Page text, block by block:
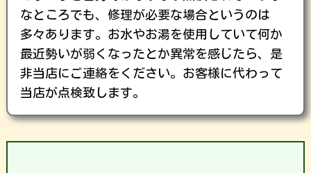
なところでも、修理が必要な場合というのは
多々あります。お水やお湯を使用していて何か
最近勢いが弱くなったとか異常を感じたら、是
非当店にご連絡をください。お客様に代わって
当店が点検致します。